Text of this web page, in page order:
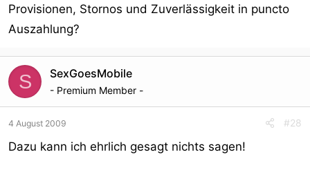
Provisionen, Stornos und Zuverlässigkeit in puncto
Auszahlung?
S SexGoesMobile
- Premium Member -
4 August 2009 #28
Dazu kann ich ehrlich gesagt nichts sagen!